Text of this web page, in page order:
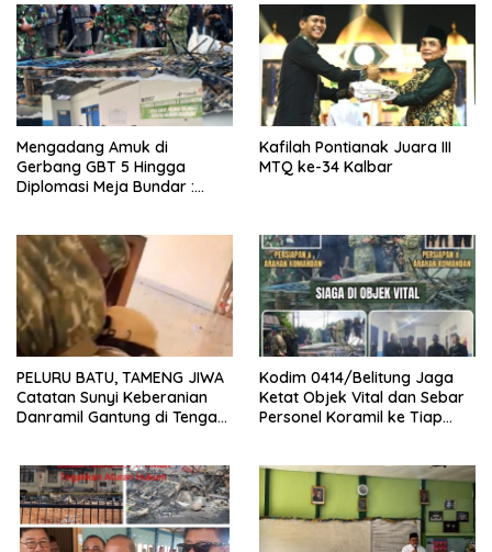
Mengadang Amuk di
Gerbang GBT 5 Hingga
Diplomasi Meja Bundar :
Ihsan Redam Konflik Timah
Belitung
Kafilah Pontianak Juara III
MTQ ke-34 Kalbar
PELURU BATU, TAMENG JIWA
Catatan Sunyi Keberanian
Danramil Gantung di Tengah
Kodim 0414/Belitung Jaga
Ketat Objek Vital dan Sebar
Personel Koramil ke Tiap